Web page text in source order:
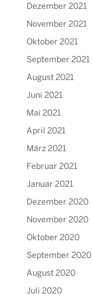
Dezember 2021
November 2021
Oktober 2021
September 2021
August 2021
Juni 2021
Mai 2021
April 2021
März 2021
Februar 2021
Januar 2021
Dezember 2020
November 2020
Oktober 2020
September 2020
August 2020
Juli 2020